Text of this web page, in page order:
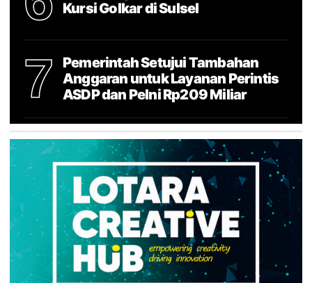
Kursi Golkar di Sulsel
7
Pemerintah Setujui Tambahan
Anggaran untuk Layanan Perintis
ASDP dan Pelni Rp209 Miliar